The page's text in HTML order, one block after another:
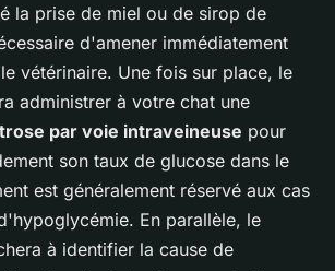
la prise de miel ou de sirop de
d'amener immédiatement
vétérinaire. Une fois sur place, le
administrer à votre chat une
par voie intraveineuse pour
son taux de glucose dans le
est généralement réservé aux cas
En parallèle, le
à identifier la cause de